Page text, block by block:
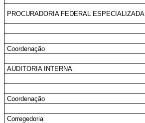
PROCURADORIA FEDERAL ESPECIALIZADA
Coordenação
AUDITORIA INTERNA
Coordenação
Corregedoria